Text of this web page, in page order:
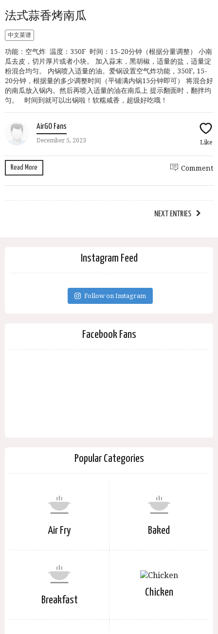
法式蒜香烤南瓜
中文菜谱
功能：空气炸 温度：350F 时间：15-20分钟（根据分量调整） 小南
瓜去皮，切片厚片或者小块。 加入蒜末，黑胡椒，适量的盐，适量淀
粉混合均匀。 内锅喷入适量的油。爱锅设置空气炸功能，350F, 15-
20分钟，根据量的多少调整时间（平铺满内锅15分钟即可） 将混合好
的南瓜放入锅内。然后再喷入适量的油在南瓜上 提示翻面时，翻拌均
匀。 时间到就可以出锅啦！软糯咸香，超级好吃哦！
AirGO Fans
December 5, 2023 Like
Read More Comment
NEXT ENTRIES
Instagram Feed
Follow on Instagram
Facebook Fans
Popular Categories
Air Fry Baked
Breakfast
Chicken